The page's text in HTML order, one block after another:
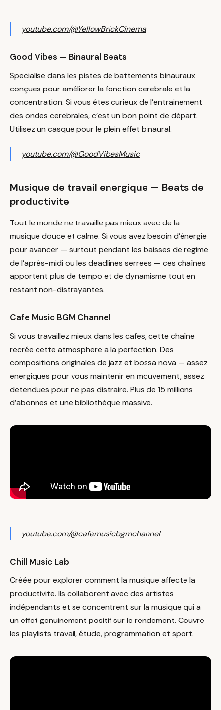
youtube.com/@YellowBrickCinema
Good Vibes — Binaural Beats
Specialise dans les pistes de battements binauraux
conçues pour améliorer la fonction cerebrale et la
concentration. Si vous êtes curieux de l’entrainement
des ondes cerebrales, c’est un bon point de départ.
Utilisez un casque pour le plein effet binaural.
youtube.com/@GoodVibesMusic
Musique de travail energique — Beats de
productivite
Tout le monde ne travaille pas mieux avec de la
musique douce et calme. Si vous avez besoin d’énergie
pour avancer — surtout pendant les baisses de regime
de l’après-midi ou les deadlines serrees — ces chaînes
apportent plus de tempo et de dynamisme tout en
restant non-distrayantes.
Cafe Music BGM Channel
Si vous travaillez mieux dans les cafes, cette chaîne
recrée cette atmosphere a la perfection. Des
compositions originales de jazz et bossa nova — assez
energiques pour vous maintenir en mouvement, assez
detendues pour ne pas distraire. Plus de 15 millions
d’abonnes et une bibliothèque massive.
youtube.com/@cafemusicbgmchannel
Chill Music Lab
Créée pour explorer comment la musique affecte la
productivite. Ils collaborent avec des artistes
indépendants et se concentrent sur la musique qui a
un effet genuinement positif sur le rendement. Couvre
les playlists travail, étude, programmation et sport.